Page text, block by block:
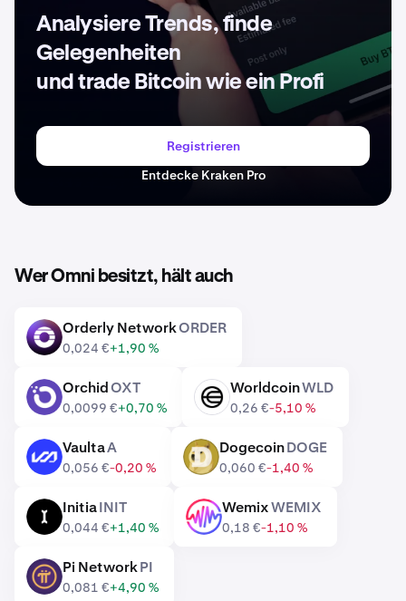
Analysiere Trends, finde
Gelegenheiten
und trade Bitcoin wie ein Profi
Registrieren
Entdecke Kraken Pro
Wer Omni besitzt, hält auch
ORDER Orderly NetworkORDER
0,024 €+1,90 %
OXT OrchidOXT
0,0099 €+0,70 %
WLD WorldcoinWLD
0,26 €-5,10 %
A VaultaA
0,056 €-0,20 %
DOGE DogecoinDOGE
0,060 €-1,40 %
InitiaINIT
0,044 €+1,40 %
WEMIX WemixWEMIX
0,18 €-1,10 %
PI Pi NetworkPI
0,081 €+4,90 %